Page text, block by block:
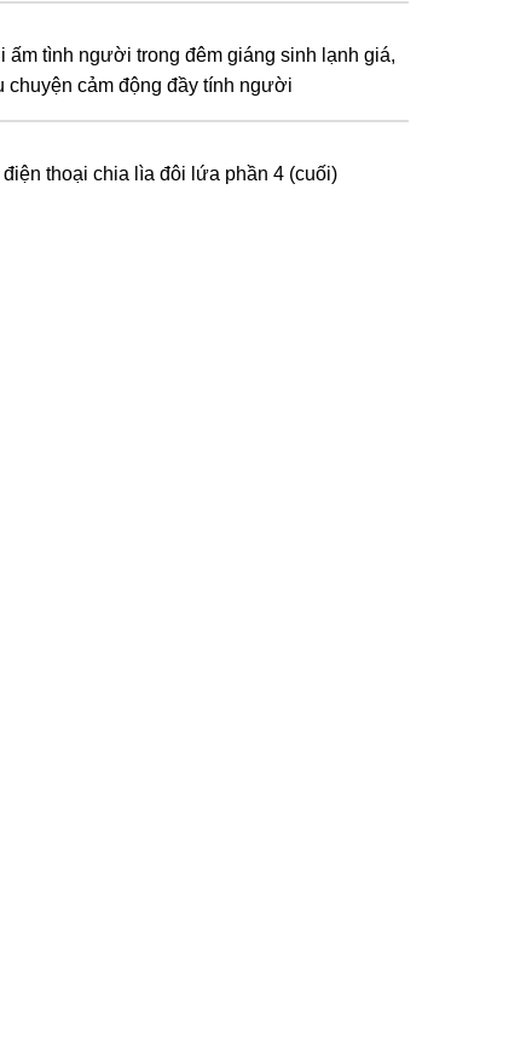
ấm tình người trong đêm giáng sinh lạnh giá,
chuyện cảm động đầy tính người
điện thoại chia lìa đôi lứa phần 4 (cuối)